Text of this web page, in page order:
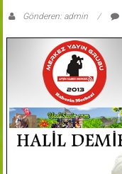
Gönderen: admin